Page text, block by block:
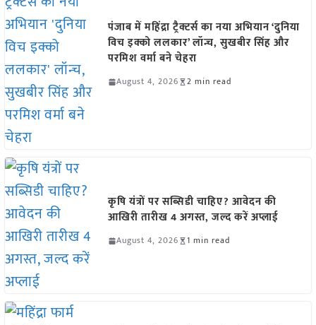
पंजाब में महिंद्रा ट्रैक्टर्स का नया अभियान ‘दुनिया
विच इक्को ललकार’ लॉन्च, सुखबीर सिंह और
परमिश वर्मा बने चेहरा
August 4, 2026 2 min read
कृषि यंत्रों पर सब्सिडी चाहिए? आवेदन की
आखिरी तारीख 4 अगस्त, जल्द करें अप्लाई
August 4, 2026 1 min read